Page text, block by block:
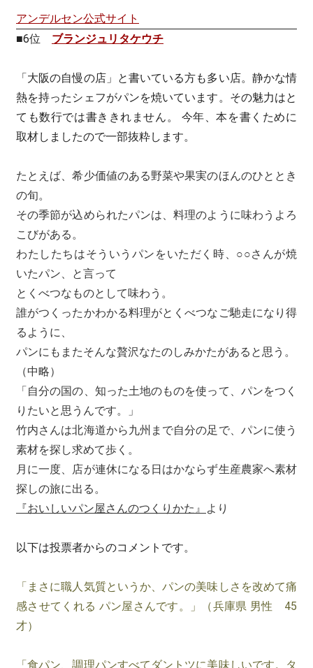
アンデルセン公式サイト
■6位 ブランジュリタケウチ
「大阪の自慢の店」と書いている方も多い店。静かな情
熱を持ったシェフがパンを焼いています。その魅力はと
ても数行では書ききれません。 今年、本を書くために
取材しましたので一部抜粋します。
たとえば、希少価値のある野菜や果実のほんのひととき
の旬。
その季節が込められたパンは、料理のように味わうよろ
こびがある。
わたしたちはそういうパンをいただく時、○○さんが焼
いたパン、と言って
とくべつなものとして味わう。
誰がつくったかわかる料理がとくべつなご馳走になり得
るように、
パンにもまたそんな贅沢なたのしみかたがあると思う。
（中略）
「自分の国の、知った土地のものを使って、パンをつく
りたいと思うんです。」
竹内さんは北海道から九州まで自分の足で、パンに使う
素材を探し求めて歩く。
月に一度、店が連休になる日はかならず生産農家へ素材
探しの旅に出る。
『おいしいパン屋さんのつくりかた』 より
以下は投票者からのコメントです。
「まさに職人気質というか、パンの美味しさを改めて痛
感させてくれる パン屋さんです。」（兵庫県 男性 45
才）
「食パン、調理パンすべてダントツに美味しいです。タ